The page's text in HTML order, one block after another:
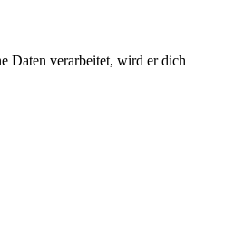
Daten verarbeitet, wird er dich